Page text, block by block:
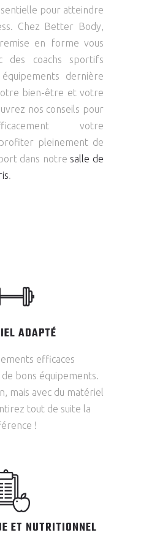
pour atteindre
Chez Better Body,
en forme vous
des coachs sportifs
dernière
bien-être et votre
nos conseils pour
votre
pleinement de
dans notre salle de
.
ADAPTÉ
efficaces
bons équipements.
mais avec du matériel
tout de suite la
!
ET NUTRITIONNEL